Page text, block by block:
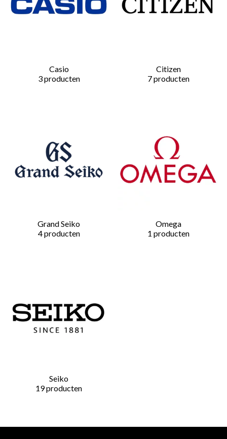
Casio
3 producten
Citizen
7 producten
Grand Seiko
4 producten
Omega
1 producten
Seiko
19 producten